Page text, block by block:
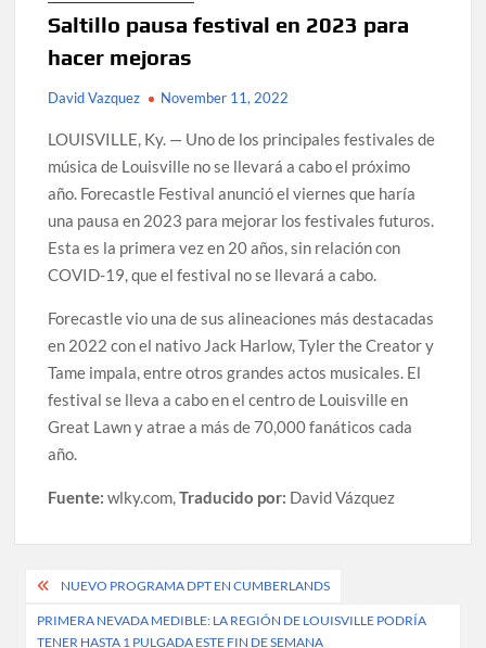
Saltillo pausa festival en 2023 para
hacer mejoras
David Vazquez November 11, 2022
LOUISVILLE, Ky. — Uno de los principales festivales de
música de Louisville no se llevará a cabo el próximo
año. Forecastle Festival anunció el viernes que haría
una pausa en 2023 para mejorar los festivales futuros.
Esta es la primera vez en 20 años, sin relación con
COVID-19, que el festival no se llevará a cabo.
Forecastle vio una de sus alineaciones más destacadas
en 2022 con el nativo Jack Harlow, Tyler the Creator y
Tame impala, entre otros grandes actos musicales. El
festival se lleva a cabo en el centro de Louisville en
Great Lawn y atrae a más de 70,000 fanáticos cada
año.
Fuente: wlky.com,Traducido por: David Vázquez
Post
navigation
NUEVO PROGRAMA DPT EN CUMBERLANDS
PRIMERA NEVADA MEDIBLE: LA REGIÓN DE LOUISVILLE PODRÍA
TENER HASTA 1 PULGADA ESTE FIN DE SEMANA